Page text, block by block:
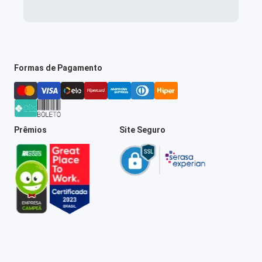
Formas de Pagamento
Prêmios Site Seguro